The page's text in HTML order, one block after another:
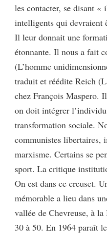
les contacter, se disant «
intelligents qui devraient
Il leur donnait une
étonnante. Il nous a fait
(L’homme
traduit et réédite Reich
chez François Maspero.
on doit intégrer
transformation sociale.
communistes libertaires,
marxisme. Certains se
sport. La critique
On est dans ce creuset.
mémorable a lieu dans
vallée de Chevreuse, à
30 à 50. En 1964 paraît